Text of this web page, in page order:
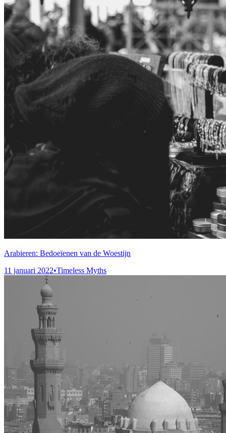
Arabieren: Bedoeïenen van de Woestijn
11 januari 2022•Timeless Myths